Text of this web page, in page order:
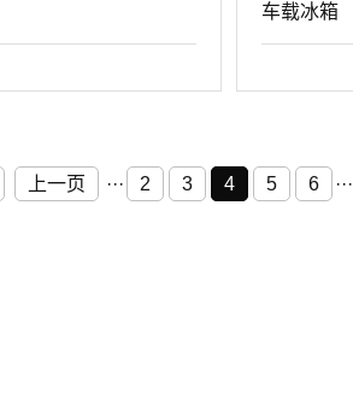
车载冰箱
上一页 ··· 2 3 4 5 6 ···